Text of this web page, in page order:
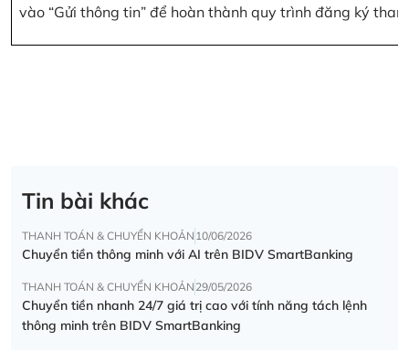
vào “Gửi thông tin” để hoàn thành quy trình đăng ký
Tin bài khác
THANH TOÁN & CHUYỂN KHOẢN 10/06/2026
Chuyển tiền thông minh với AI trên BIDV SmartBanking
THANH TOÁN & CHUYỂN KHOẢN 29/05/2026
Chuyển tiền nhanh 24/7 giá trị cao với tính năng tách lệnh
thông minh trên BIDV SmartBanking